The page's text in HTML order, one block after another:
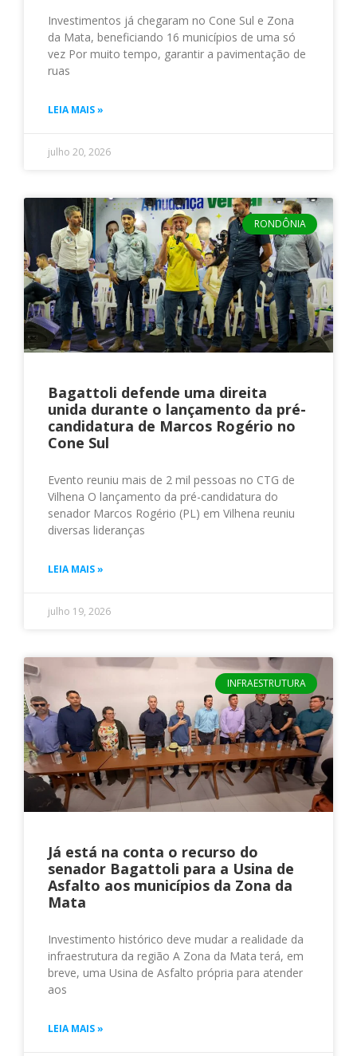
Investimentos já chegaram no Cone Sul e Zona
da Mata, beneficiando 16 municípios de uma só
vez Por muito tempo, garantir a pavimentação de
ruas
LEIA MAIS »
julho 20, 2026
RONDÔNIA
Bagattoli defende uma direita
unida durante o lançamento da pré-
candidatura de Marcos Rogério no
Cone Sul
Evento reuniu mais de 2 mil pessoas no CTG de
Vilhena O lançamento da pré-candidatura do
senador Marcos Rogério (PL) em Vilhena reuniu
diversas lideranças
LEIA MAIS »
julho 19, 2026
INFRAESTRUTURA
Já está na conta o recurso do
senador Bagattoli para a Usina de
Asfalto aos municípios da Zona da
Mata
Investimento histórico deve mudar a realidade da
infraestrutura da região A Zona da Mata terá, em
breve, uma Usina de Asfalto própria para atender
aos
LEIA MAIS »